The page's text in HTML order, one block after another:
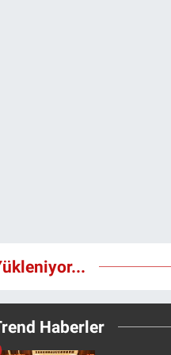
Haberler